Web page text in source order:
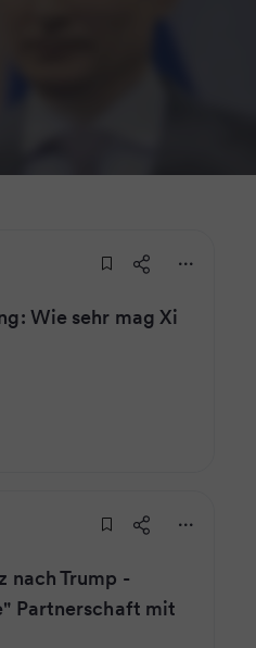
Wie sehr mag Xi
nach Trump -
Partnerschaft mit